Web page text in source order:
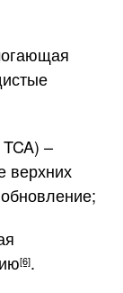
–
верхних
[6].